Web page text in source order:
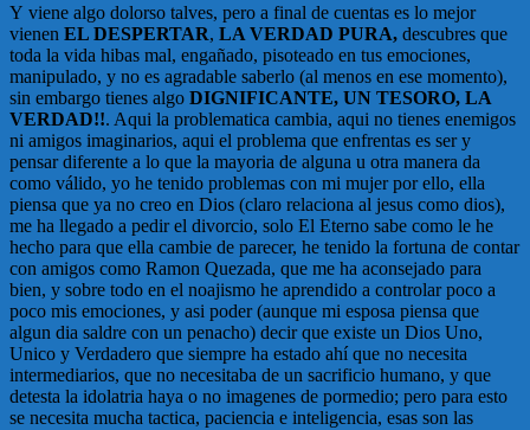
Y viene algo dolorso talves, pero a final de cuentas es lo mejor
vienen EL DESPERTAR, LA VERDAD PURA, descubres que
toda la vida hibas mal, engañado, pisoteado en tus emociones,
manipulado, y no es agradable saberlo (al menos en ese momento),
sin embargo tienes algo DIGNIFICANTE, UN TESORO, LA
VERDAD!!. Aqui la problematica cambia, aqui no tienes enemigos
ni amigos imaginarios, aqui el problema que enfrentas es ser y
pensar diferente a lo que la mayoria de alguna u otra manera da
como válido, yo he tenido problemas con mi mujer por ello, ella
piensa que ya no creo en Dios (claro relaciona al jesus como dios),
me ha llegado a pedir el divorcio, solo El Eterno sabe como le he
hecho para que ella cambie de parecer, he tenido la fortuna de contar
con amigos como Ramon Quezada, que me ha aconsejado para
bien, y sobre todo en el noajismo he aprendido a controlar poco a
poco mis emociones, y asi poder (aunque mi esposa piensa que
algun dia saldre con un penacho) decir que existe un Dios Uno,
Unico y Verdadero que siempre ha estado ahí que no necesita
intermediarios, que no necesitaba de un sacrificio humano, y que
detesta la idolatria haya o no imagenes de pormedio; pero para esto
se necesita mucha tactica, paciencia e inteligencia, esas son las